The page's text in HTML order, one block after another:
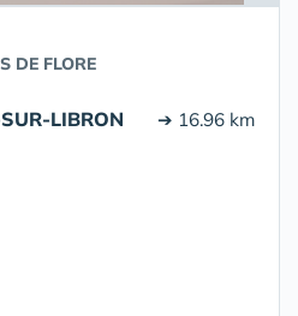
DE FLORE
LIBRON ➔ 16.96 km